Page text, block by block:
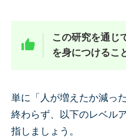
この研究を通じ
を身につけるこ
単に「人が増えたか減っ
終わらず、以下のレベル
指しましょう。